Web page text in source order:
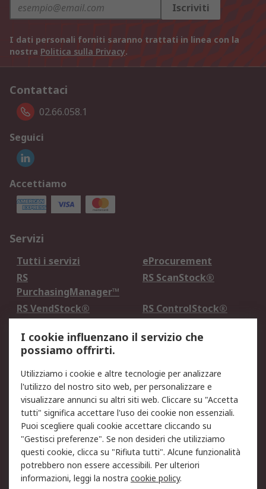
Iscriviti
I dati personali forniti saranno trattati in linea con la
nostra Politica sulla Privacy.
Contattaci
02.66.058.1
Seguici
Accettiamo
Servizi
Tutti i servizi
eProcurement
RS
PurchasingManager™
RS ScanStock®
RS VendStock®
RS ControlStock®
Legale
Informativa Cookie
Informativa Privacy -
Aggiornata
Email Security
Termini d'uso
Condizioni di vendita
Condizioni generali di
servizio
Etica e responsabilità
Chi Siamo
I cookie influenzano il servizio che
possiamo offrirti.
Utilizziamo i cookie e altre tecnologie per analizzare
l'utilizzo del nostro sito web, per personalizzare e
visualizzare annunci su altri siti web. Cliccare su "Accetta
tutti" significa accettare l'uso dei cookie non essenziali.
Puoi scegliere quali cookie accettare cliccando su
"Gestisci preferenze". Se non desideri che utilizziamo
questi cookie, clicca su "Rifiuta tutti". Alcune funzionalità
potrebbero non essere accessibili. Per ulteriori
informazioni, leggi la nostra cookie policy.